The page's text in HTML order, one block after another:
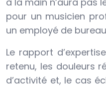
pour un musicien
un employé de
Le rapport
retenu, les douleurs
d’activité et, le cas